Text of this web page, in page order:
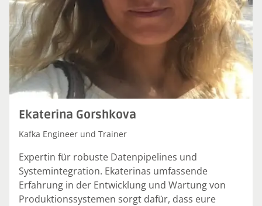
Ekaterina Gorshkova
Kafka Engineer und Trainer
Expertin für robuste Datenpipelines und
Systemintegration. Ekaterinas umfassende
Erfahrung in der Entwicklung und Wartung von
Produktionssystemen sorgt dafür, dass eure